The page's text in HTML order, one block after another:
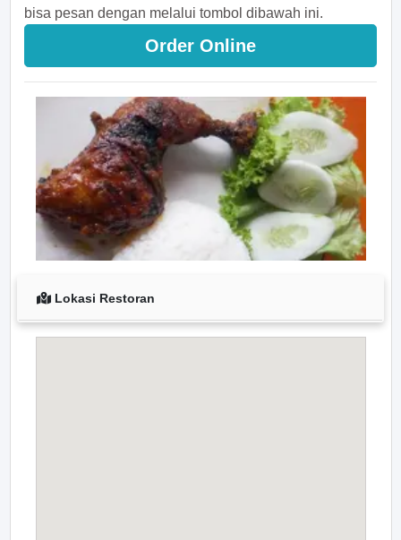
bisa pesan dengan melalui tombol dibawah ini.
Order Online
Lokasi Restoran